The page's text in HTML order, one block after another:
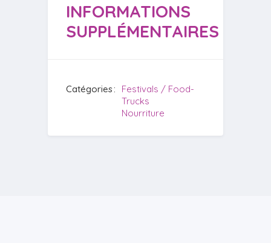
INFORMATIONS
SUPPLÉMENTAIRES
Catégories
Festivals / Food-
Trucks
Nourriture